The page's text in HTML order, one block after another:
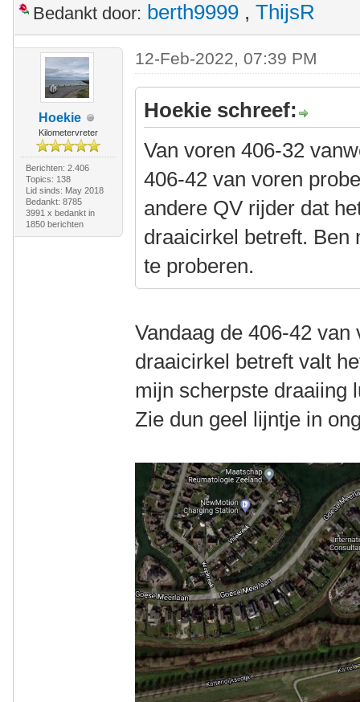
Bedankt door: berth9999 , ThijsR
Hoekie
Kilometervreter
Berichten: 2.406
Topics: 138
Lid sinds: May 2018
Bedankt: 8785
3991 x bedankt in
1850 berichten
12-Feb-2022, 07:39 PM
Hoekie schreef:
Van voren 406-32
406-42 van voren
andere QV rijder dat
draaicirkel betreft. Ben
te proberen.
Vandaag de 406-42
draaicirkel betreft valt
mijn scherpste draaiing
Zie dun geel lijntje in